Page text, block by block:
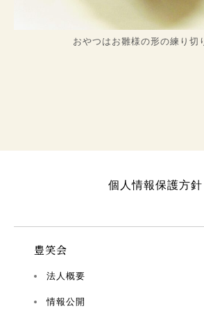
おやつはお雛様の形の練り切
個人情報保護方針
豊笑会
法人概要
情報公開